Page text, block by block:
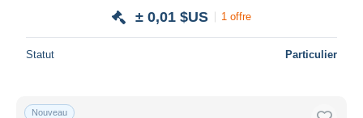
± 0,01 $US 1 offre
Statut Particulier
Nouveau